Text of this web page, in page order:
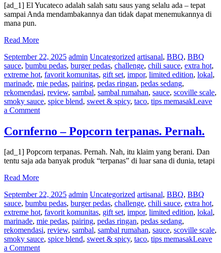
mustard
pedas
Blog
Saus
Panas
[ad_1] El Yucateco adalah salah satu saus yang selalu ada – tepat
sampai Anda mendambakannya dan tidak dapat menemukannya di
mana pun.
Read More
September 22, 2025 admin Uncategorized artisanal, BBQ, BBQ
sauce, bumbu pedas, burger pedas, challenge, chili sauce, extra hot,
extreme hot, favorit komunitas, gift set, impor, limited edition, lokal,
marinade, mie pedas, pairing, pedas ringan, pedas sedang,
rekomendasi, review, sambal, sambal rumahan, sauce, scoville scale,
smoky sauce, spice blend, sweet & spicy, taco, tips memasakLeave
a Commenton
Yucateco
Habanero
Cornferno – Popcorn terpanas. Pernah.
[ad_1] Popcorn terpanas. Pernah. Nah, itu klaim yang berani. Dan
tentu saja ada banyak produk “terpanas” di luar sana di dunia, tetapi
Read More
September 22, 2025 admin Uncategorized artisanal, BBQ, BBQ
sauce, bumbu pedas, burger pedas, challenge, chili sauce, extra hot,
extreme hot, favorit komunitas, gift set, impor, limited edition, lokal,
marinade, mie pedas, pairing, pedas ringan, pedas sedang,
rekomendasi, review, sambal, sambal rumahan, sauce, scoville scale,
smoky sauce, spice blend, sweet & spicy, taco, tips memasakLeave
a Commenton